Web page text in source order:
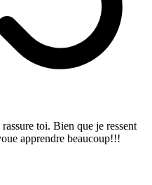
toi. Bien que je ressent
apprendre beaucoup!!!